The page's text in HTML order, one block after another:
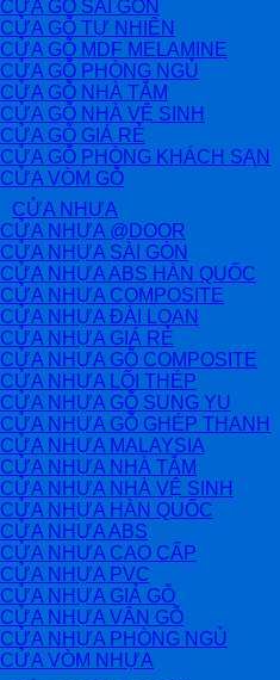
CỬA GỖ SÀI GÒN
CỬA GỖ TỰ NHIÊN
CỬA GỖ MDF MELAMINE
CỬA GỖ PHÒNG NGỦ
CỬA GỖ NHÀ TẮM
CỬA GỖ NHÀ VỆ SINH
CỬA GỖ GIÁ RẺ
CỬA GỖ PHÒNG KHÁCH SẠN
CỬA VÒM GỖ
CỬA NHỰA
CỬA NHỰA @DOOR
CỬA NHỰA SÀI GÒN
CỬA NHỰA ABS HÀN QUỐC
CỬA NHỰA COMPOSITE
CỬA NHỰA ĐÀI LOAN
CỬA NHỰA GIÁ RẺ
CỬA NHỰA GỖ COMPOSITE
CỬA NHỰA LÕI THÉP
CỬA NHỰA GỖ SUNG YU
CỬA NHỰA GỖ GHÉP THANH
CỬA NHỰA MALAYSIA
CỬA NHỰA NHÀ TẮM
CỬA NHỰA NHÀ VỆ SINH
CỬA NHỰA HÀN QUỐC
CỬA NHỰA ABS
CỬA NHỰA CAO CẤP
CỬA NHỰA PVC
CỬA NHỰA GIẢ GỖ
CỬA NHỰA VÂN GỖ
CỬA NHỰA PHÒNG NGỦ
CỬA VÒM NHỰA